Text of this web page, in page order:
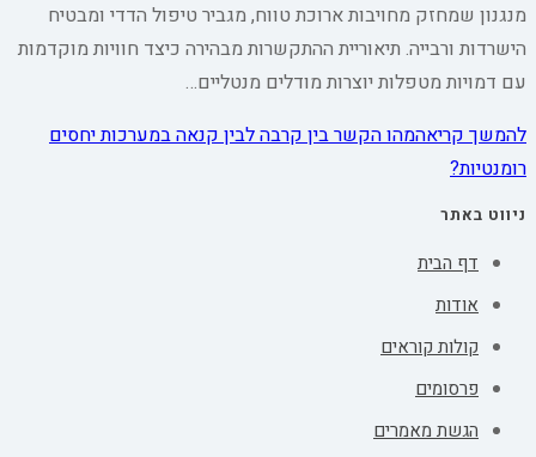
מנגנון שמחזק מחויבות ארוכת טווח, מגביר טיפול הדדי ומבטיח
הישרדות ורבייה. תיאוריית ההתקשרות מבהירה כיצד חוויות מוקדמות
עם דמויות מטפלות יוצרות מודלים מנטליים…
להמשך קריאהמהו הקשר בין קרבה לבין קנאה במערכות יחסים
רומנטיות?
ניווט באתר
דף הבית
אודות
קולות קוראים
פרסומים
הגשת מאמרים